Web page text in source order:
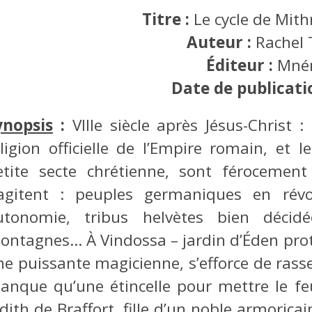
Titre : Le cycle de
Auteur : Rachel
Éditeur :
Date de
: VIIIe siècle après Jésus-
officielle de l’Empire romain, et
secte chrétienne, sont
: peuples germaniques en
tribus helvètes bien
À Vindossa – jardin d’Éden
puissante magicienne, s’efforce de
qu’une étincelle pour mettre le